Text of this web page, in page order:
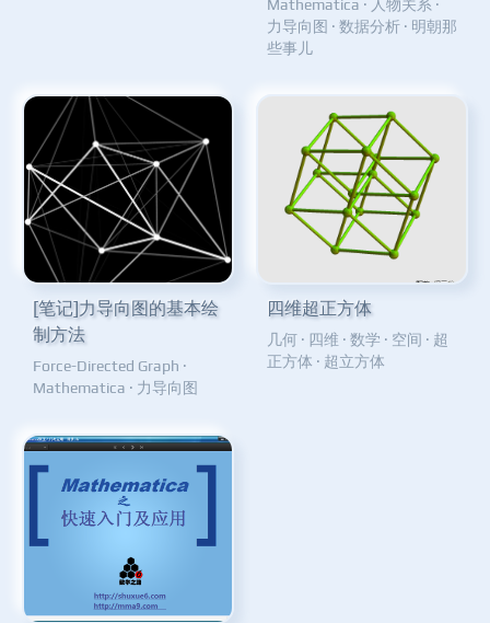
Mathematica · 人物关系 ·
力导向图 · 数据分析 · 明朝那
些事儿
[笔记]力导向图的基本绘
制方法
Force-Directed Graph ·
Mathematica · 力导向图
四维超正方体
几何 · 四维 · 数学 · 空间 · 超
正方体 · 超立方体